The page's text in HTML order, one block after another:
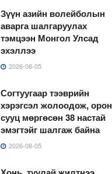
Зүүн азийн волейболын
аварга шалгаруулах
тэмцээн Монгол Улсад
эхэллээ
2026-08-05
Согтуугаар тээврийн
хэрэгсэл жолоодож, орон
сууц мөргөсөн 38 настай
эмэгтэйг шалгаж байна
2026-08-05